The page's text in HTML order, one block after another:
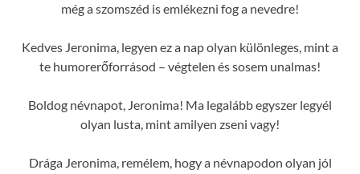
még a szomszéd is emlékezni fog a nevedre!
Kedves Jeronima, legyen ez a nap olyan különleges, mint a
te humorerőforrásod – végtelen és sosem unalmas!
Boldog névnapot, Jeronima! Ma legalább egyszer legyél
olyan lusta, mint amilyen zseni vagy!
Drága Jeronima, remélem, hogy a névnapodon olyan jól